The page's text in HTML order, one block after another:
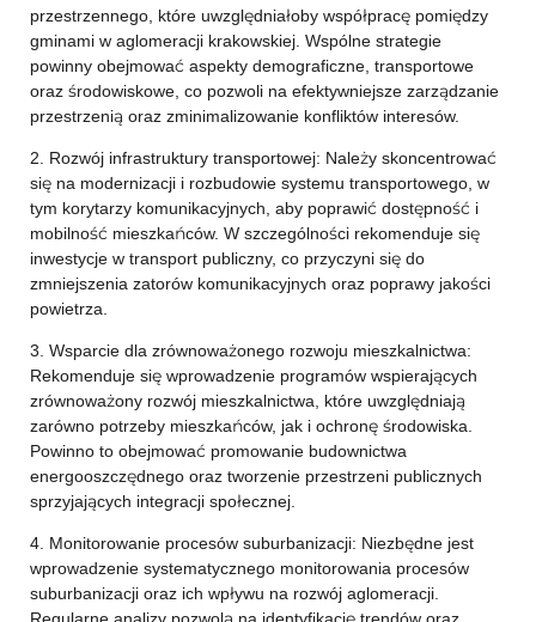
przestrzennego, które uwzględniałoby współpracę pomiędzy
gminami w aglomeracji krakowskiej. Wspólne strategie
powinny obejmować aspekty demograficzne, transportowe
oraz środowiskowe, co pozwoli na efektywniejsze zarządzanie
przestrzenią oraz zminimalizowanie konfliktów interesów.
2. Rozwój infrastruktury transportowej: Należy skoncentrować
się na modernizacji i rozbudowie systemu transportowego, w
tym korytarzy komunikacyjnych, aby poprawić dostępność i
mobilność mieszkańców. W szczególności rekomenduje się
inwestycje w transport publiczny, co przyczyni się do
zmniejszenia zatorów komunikacyjnych oraz poprawy jakości
powietrza.
3. Wsparcie dla zrównoważonego rozwoju mieszkalnictwa:
Rekomenduje się wprowadzenie programów wspierających
zrównoważony rozwój mieszkalnictwa, które uwzględniają
zarówno potrzeby mieszkańców, jak i ochronę środowiska.
Powinno to obejmować promowanie budownictwa
energooszczędnego oraz tworzenie przestrzeni publicznych
sprzyjających integracji społecznej.
4. Monitorowanie procesów suburbanizacji: Niezbędne jest
wprowadzenie systematycznego monitorowania procesów
suburbanizacji oraz ich wpływu na rozwój aglomeracji.